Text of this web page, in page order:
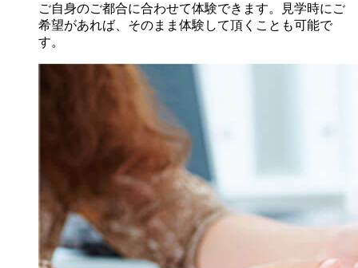
ご自身のご都合に合わせて体験できます。見学時にご
希望があれば、そのまま体験して頂くことも可能で
す。